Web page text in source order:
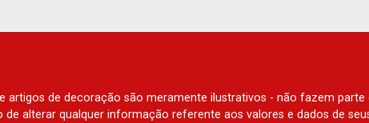
Vista, Terras Alpha, Alphaville I, II e III,
Terras de Siena, Quinta dos Ventos,
Buona Vitta Ribeirão, Ipê Rosa, Ipê
artigos de decoração são meramente ilustrativos - não fazem
alterar qualquer informação referente aos valores e dados de